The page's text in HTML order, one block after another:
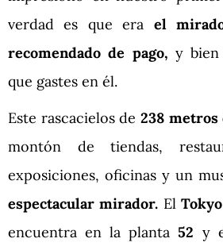
verdad es que era el
recomendado de pago, y bien
que gastes en él.
Este rascacielos de 238 metros
montón de tiendas,
exposiciones, oficinas y un
espectacular mirador. El
encuentra en la planta52 y